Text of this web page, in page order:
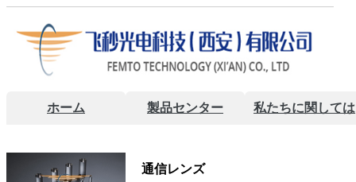
ホーム 製品センター 私たちに関しては
通信レンズ